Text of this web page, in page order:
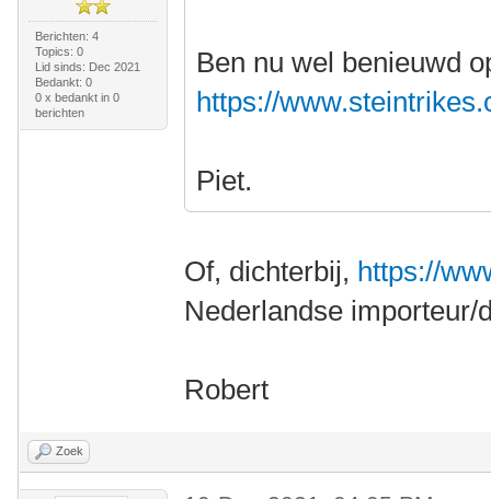
Berichten: 4
Topics: 0
Lid sinds: Dec 2021
Bedankt: 0
0 x bedankt in 0
berichten
Ben nu wel benieuwd
https://
Piet.
Of, dichterbij, https://
Nederlandse
Robert
Zoek